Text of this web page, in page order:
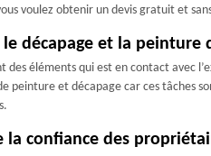
voulez obtenir un devis gratuit et
décapage et la peinture
éléments qui est en contact avec
peinture et décapage car ces tâches
confiance des